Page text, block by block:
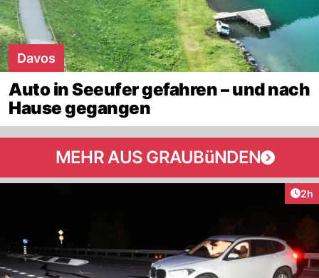
Davos
Auto in Seeufer gefahren – und nach
Hause gegangen
MEHR AUS GRAUBüNDEN
2h